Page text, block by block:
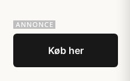
Køb her